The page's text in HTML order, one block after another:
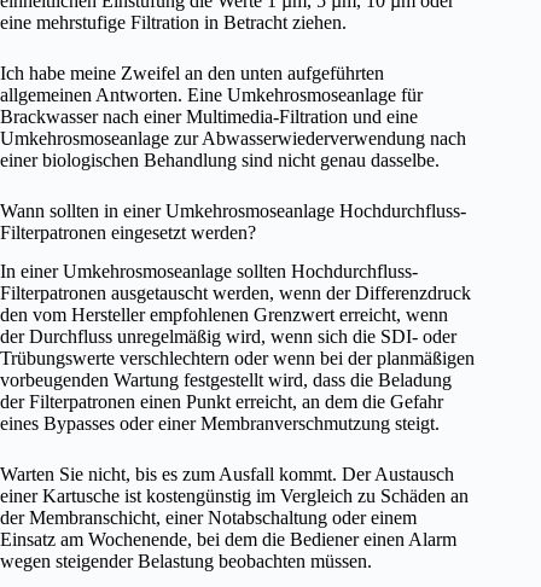
eine mehrstufige Filtration in Betracht ziehen.
Ich habe meine Zweifel an den unten aufgeführten
allgemeinen Antworten. Eine Umkehrosmoseanlage für
Brackwasser nach einer Multimedia-Filtration und eine
Umkehrosmoseanlage zur Abwasserwiederverwendung nach
einer biologischen Behandlung sind nicht genau dasselbe.
Wann sollten in einer Umkehrosmoseanlage Hochdurchfluss-
Filterpatronen eingesetzt werden?
In einer Umkehrosmoseanlage sollten Hochdurchfluss-
Filterpatronen ausgetauscht werden, wenn der Differenzdruck
den vom Hersteller empfohlenen Grenzwert erreicht, wenn
der Durchfluss unregelmäßig wird, wenn sich die SDI- oder
Trübungswerte verschlechtern oder wenn bei der planmäßigen
vorbeugenden Wartung festgestellt wird, dass die Beladung
der Filterpatronen einen Punkt erreicht, an dem die Gefahr
eines Bypasses oder einer Membranverschmutzung steigt.
Warten Sie nicht, bis es zum Ausfall kommt. Der Austausch
einer Kartusche ist kostengünstig im Vergleich zu Schäden an
der Membranschicht, einer Notabschaltung oder einem
Einsatz am Wochenende, bei dem die Bediener einen Alarm
wegen steigender Belastung beobachten müssen.